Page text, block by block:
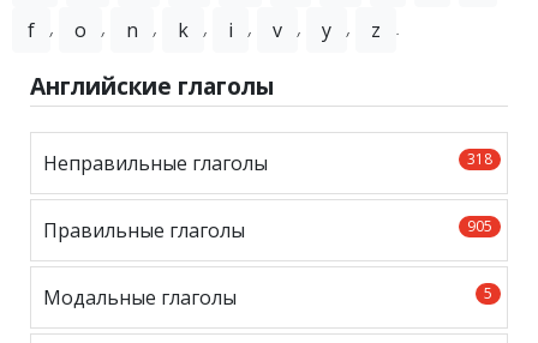
f , o , n , k , i , v , y , z .
Английские глаголы
318
Неправильные глаголы
905
Правильные глаголы
5
Модальные глаголы